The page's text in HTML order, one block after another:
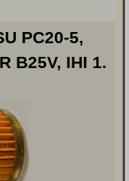
PC20-5,
B25V, IHI 1.